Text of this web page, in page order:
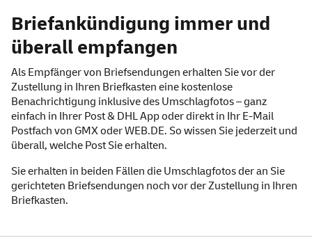
Briefankündigung –
Briefankündigung immer und
überall empfangen
Als Empfänger von Briefsendungen erhalten Sie vor der
Zustellung in Ihren Briefkasten eine kostenlose
Benachrichtigung inklusive des Umschlagfotos – ganz
einfach in Ihrer Post & DHLAppoder direkt in Ihr E-Mail
Postfach von GMXoderWEB.DE. So wissen Sie jederzeit und
überall, welche Post Sie erhalten.
Sie erhalten in beiden Fällen die Umschlagfotos der an Sie
gerichteten Briefsendungen noch vor der Zustellung in Ihren
Briefkasten.